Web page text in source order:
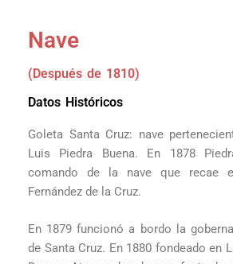
Nave
(Después de 1810)
Datos Históricos
Goleta Santa Cruz: nave
Luis Piedra Buena. En 1878
comando de la nave que recae
Fernández de la Cruz.
En 1879 funcionó a bordo la
de Santa Cruz. En 1880 fondeado en